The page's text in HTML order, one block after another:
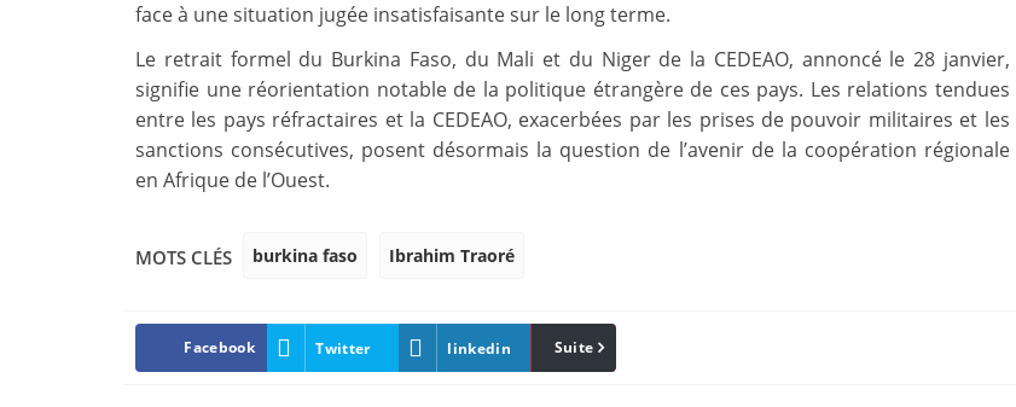
face à une situation jugée insatisfaisante sur le long terme.
Le retrait formel du Burkina Faso, du Mali et du Niger de la CEDEAO, annoncé le 28 janvier,
signifie une réorientation notable de la politique étrangère de ces pays. Les relations tendues
entre les pays réfractaires et la CEDEAO, exacerbées par les prises de pouvoir militaires et les
sanctions consécutives, posent désormais la question de l’avenir de la coopération régionale
en Afrique de l’Ouest.
MOTS CLÉS burkina faso Ibrahim Traoré
Facebook Twitter linkedin Pinterest
Suite